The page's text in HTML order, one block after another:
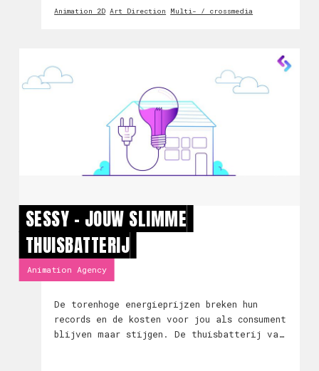
thuis zijn tijdens de feestdagen, plus de
Animation 2D Art Direction Multi- / crossmedia
SESSY - JOUW SLIMME
THUISBATTERIJ
Animation Agency
De torenhoge energieprijzen breken hun
records en de kosten voor jou als consument
blijven maar stijgen. De thuisbatterij van